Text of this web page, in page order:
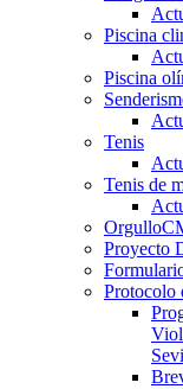
Piscina
Piscina
Tenis
Tenis de
Proyecto
Protocolo